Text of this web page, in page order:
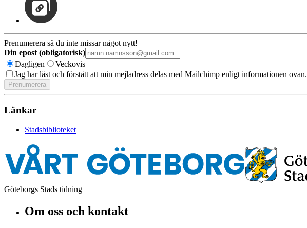
Prenumerera så du inte missar något nytt!
Din epost (obligatorisk)
Dagligen
Veckovis
Jag har läst och förstått att min mejladress delas med Mailchimp enligt informationen ovan.
Länkar
Stadsbiblioteket
Göteborgs Stads tidning
Om oss och kontakt